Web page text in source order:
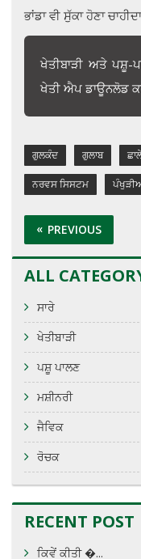
ਭਾਂਡਾ ਵੀ ਸੁੱਕਾ ਹੋਣਾ
ਖੇਤੀਬਾੜੀ ਅਤੇ ਪਸ਼ੂ-
ਖੇਤੀ ਐਪ ਡਾਊਨਲੋਡ
ਗੁਲਕੰਦ ਗੁਲਾਬ
ਨਰਵਸ ਸਿਸਟਮ
PREVIOUS
ALL
ਸਾਰੇ
ਖੇਤੀਬਾੜੀ
ਪਸ਼ੂ ਪਾਲਣ
ਮਸ਼ੀਨਰੀ
ਜੈਵਿਕ
ਰੋਚਕ
RECENT POST
ਕਿਵੇਂ ਕੀਤੀ �...